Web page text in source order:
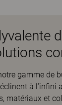
gamme de
à l’infini
matériaux et